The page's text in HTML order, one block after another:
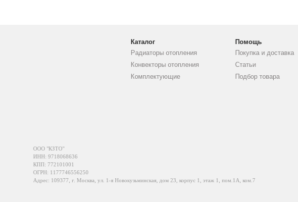
Каталог
Радиаторы отопления
Конвекторы отопления
Комплектующие
Помощь
Покупка и доставка
Статьи
Подбор товара
ООО "КЗТО"
ИНН: 9718068636
КПП: 772101001
ОГРН: 1177746556250
Адрес: 109377, г. Москва, ул. 1-я Новокузьминская, дом 23, корпус 1, этаж 1, пом.1А, ком.7